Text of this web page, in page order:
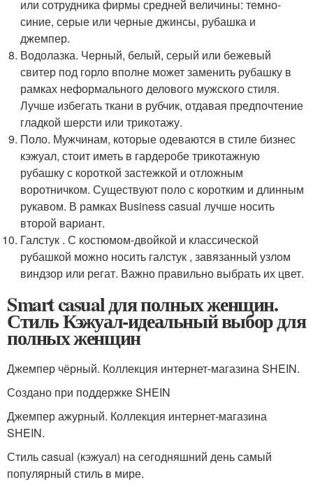
или сотрудника фирмы средней величины: темно-
синие, серые или черные джинсы, рубашка и
джемпер.
Водолазка. Черный, белый, серый или бежевый
свитер под горло вполне может заменить рубашку в
рамках неформального делового мужского стиля.
Лучше избегать ткани в рубчик, отдавая предпочтение
гладкой шерсти или трикотажу.
Поло. Мужчинам, которые одеваются в стиле бизнес
кэжуал, стоит иметь в гардеробе трикотажную
рубашку с короткой застежкой и отложным
воротничком. Существуют поло с коротким и длинным
рукавом. В рамках Business casual лучше носить
второй вариант.
Галстук . С костюмом-двойкой и классической
рубашкой можно носить галстук , завязанный узлом
виндзор или регат. Важно правильно выбрать их цвет.
Smart casual для полных женщин.
Стиль Кэжуал-идеальный выбор для
полных женщин
Джемпер чёрный. Коллекция интернет-магазина SHEIN.
Создано при поддержке SHEIN
Джемпер ажурный. Коллекция интернет-магазина
SHEIN.
Стиль casual (кэжуал) на сегодняшний день самый
популярный стиль в мире.